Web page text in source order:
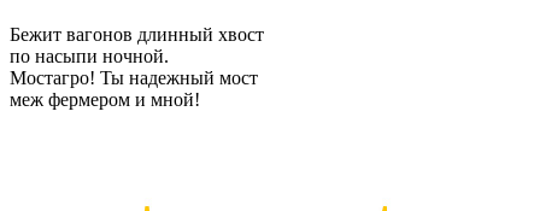
Бежит вагонов длинный хвост
по насыпи ночной.
Мостагро! Ты надежный мост
меж фермером и мной!